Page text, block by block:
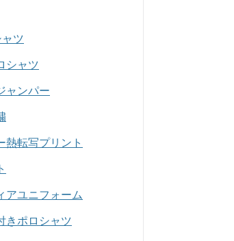
ャツ
シャツ
ャンパー
熱転写プリント
アユニフォーム
きポロシャツ